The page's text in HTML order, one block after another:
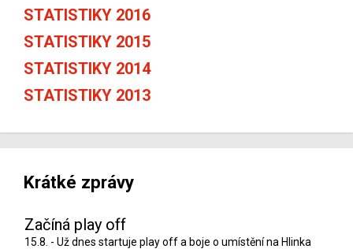
STATISTIKY 2016
STATISTIKY 2015
STATISTIKY 2014
STATISTIKY 2013
Krátké zprávy
Začíná play off
15.8. - Už dnes startuje play off a boje o umístění na Hlinka